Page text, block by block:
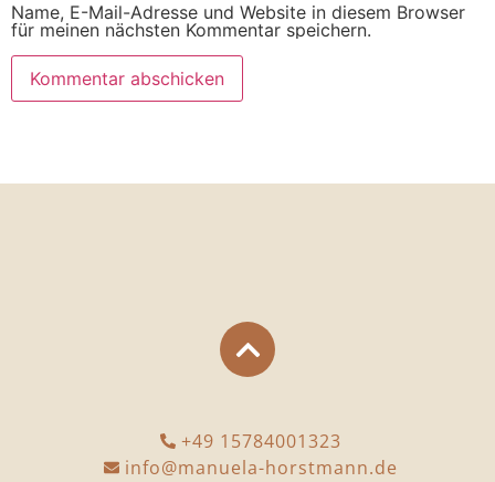
Name, E-Mail-Adresse und Website in diesem Browser
für meinen nächsten Kommentar speichern.
+49 15784001323
info@manuela-horstmann.de